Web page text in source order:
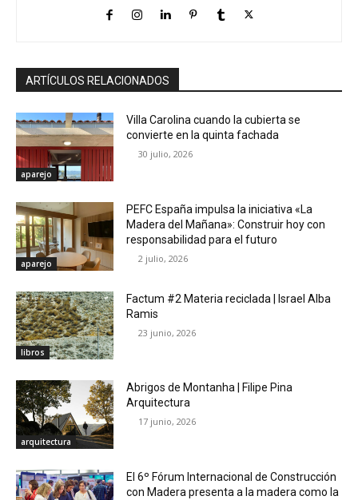
ARTÍCULOS RELACIONADOS
aparejo
Villa Carolina cuando la cubierta se
convierte en la quinta fachada
30 julio, 2026
aparejo
PEFC España impulsa la iniciativa «La
Madera del Mañana»: Construir hoy con
responsabilidad para el futuro
2 julio, 2026
libros
Factum #2 Materia reciclada | Israel Alba
Ramis
23 junio, 2026
arquitectura
Abrigos de Montanha | Filipe Pina
Arquitectura
17 junio, 2026
El 6º Fórum Internacional de Construcción
con Madera presenta a la madera como la